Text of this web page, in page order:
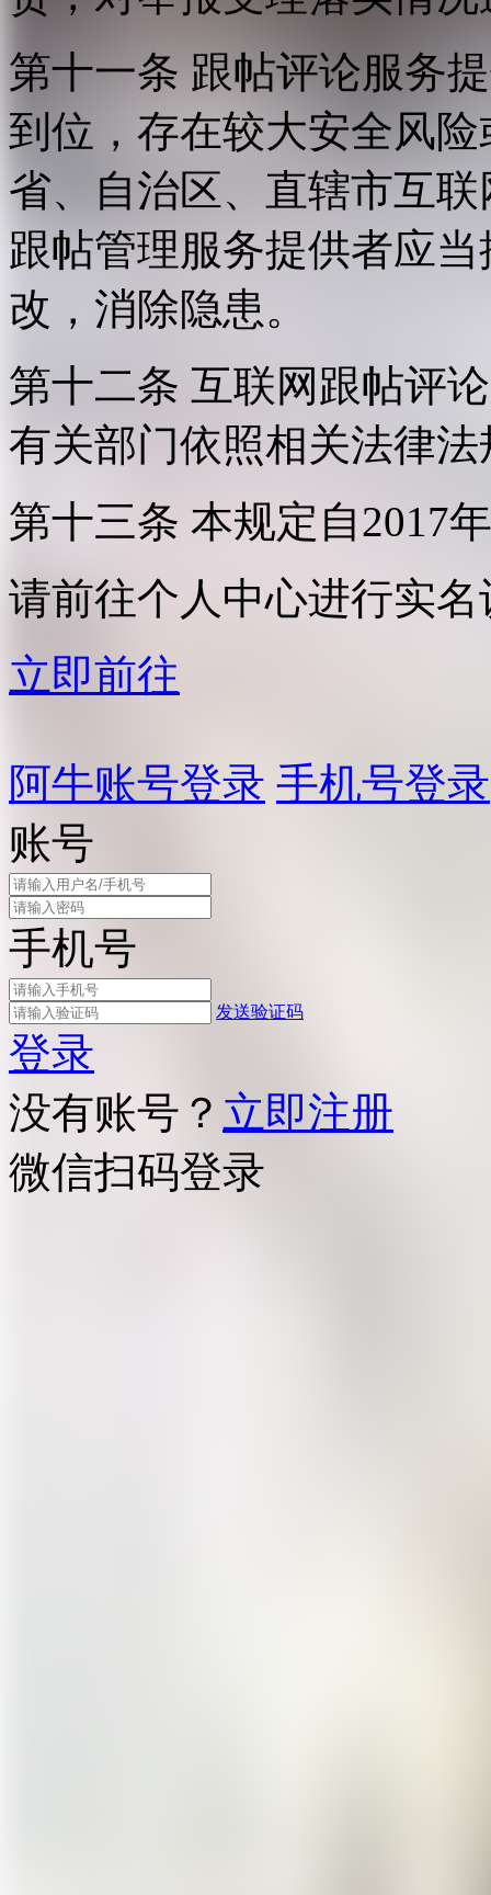
第十一条 跟帖评论服务
到位，存在较大安全风
省、自治区、直辖市互
跟帖管理服务提供者应
改，消除隐患。
第十二条 互联网跟帖评
有关部门依照相关法律
第十三条 本规定自2017
请前往个人中心进行实名
立即前往
阿牛账号登录 手机号登录
账号
手机号
发送验证码
登录
没有账号？ 立即注册
微信扫码登录